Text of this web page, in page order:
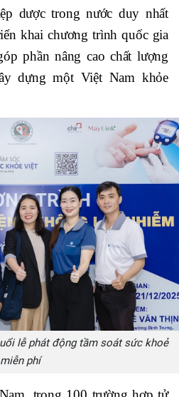
dược trong nước duy nhất
khai chương trình quốc gia
phần nâng cao chất lượng
dựng một Việt Nam khỏe
lễ phát động tầm soát sức khoẻ
miễn phí